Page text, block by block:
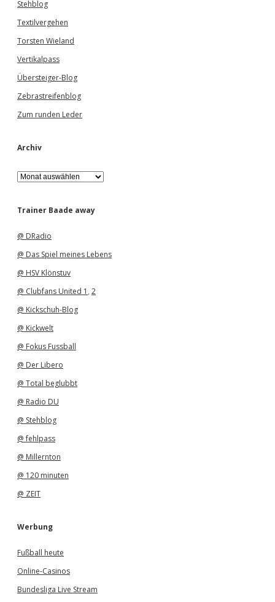
Stehblog
Textilvergehen
Torsten Wieland
Vertikalpass
Übersteiger-Blog
Zebrastreifenblog
Zum runden Leder
Archiv
A
r
h
Trainer Baade away
@ DRadio
@ Das Spiel meines Lebens
@ HSV Klönstuv
@ Clubfans United 1 , 2
@ Kickschuh-Blog
@ Kickwelt
@ Fokus Fussball
@ Der Libero
@ Total beglubbt
@ Radio DU
@ Stehblog
@ fehlpass
@ Millernton
@ 120 minuten
@ ZEIT
Werbung
Fußball heute
Online-Casinos
Bundesliga Live Stream